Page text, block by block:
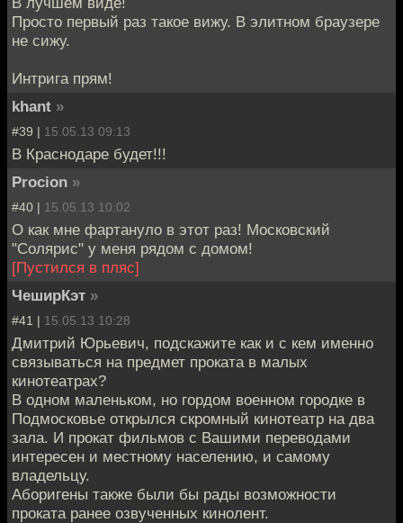
Просто первый раз такое вижу. В элитном браузере
не сижу.
Интрига прям!
khant »
#39 | 15.05.13 09:13
В Краснодаре будет!!!
Procion »
#40 | 15.05.13 10:02
О как мне фартануло в этот раз! Московский
"Солярис" у меня рядом с домом!
[Пустился в пляс]
ЧеширКэт »
#41 | 15.05.13 10:28
Дмитрий Юрьевич, подскажите как и с кем именно
связываться на предмет проката в малых
кинотеатрах?
В одном маленьком, но гордом военном городке в
Подмосковье открылся скромный кинотеатр на два
зала. И прокат фильмов с Вашими переводами
интересен и местному населению, и самому
владельцу.
Аборигены также были бы рады возможности
проката ранее озвученных кинолент.